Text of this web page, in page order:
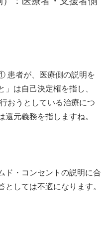
患者が、医療側の説明を
は自己決定権を指し、
おうとしている治療につ
元義務を指しますね。
ド・コンセントの説明に合
しては不適になります。